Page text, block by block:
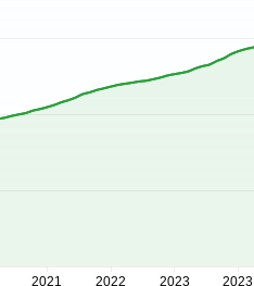
2021 2022 2023 2023